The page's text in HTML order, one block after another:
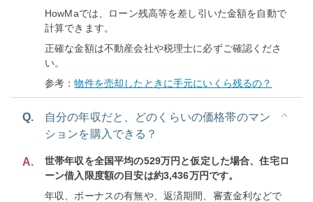
HowMaでは、ローン残高等を差し引いた金額を自動で
計算できます。
正確な金額は不動産会社や税理士に必ずご確認くださ
い。
参考：物件を売却したときに手元にいくら残るの？
Q.
自分の年収だと、どのくらいの価格帯のマン
ションを購入できる？
A.
世帯年収を全国平均の529万円と仮定した場合、住宅ロ
ーン借入限度額の目安は約3,436万円です。
年収、ボーナスの有無や、返済期間、審査金利などで